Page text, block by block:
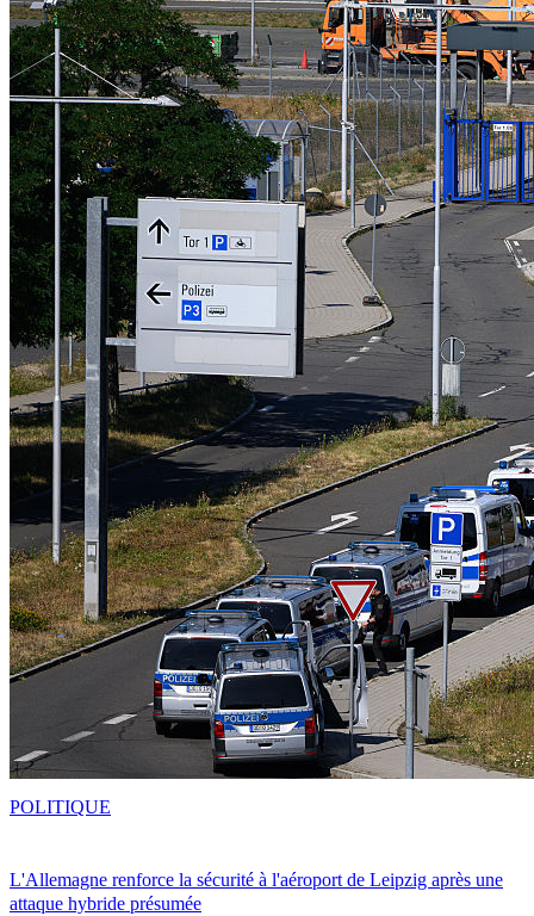
L'Allemagne renforce la sécurité à l'aéroport de Leipzig après une
attaque hybride présumée
POLITIQUE